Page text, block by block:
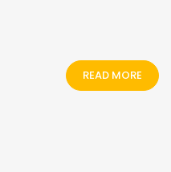
READ MORE